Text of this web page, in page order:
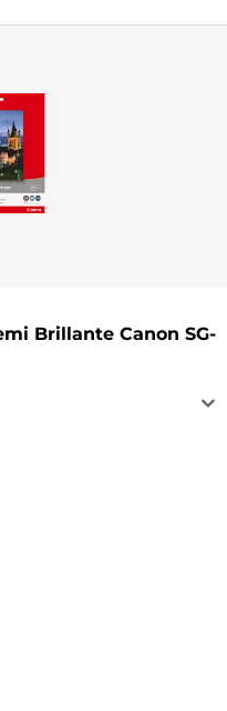
Brillante Canon SG-